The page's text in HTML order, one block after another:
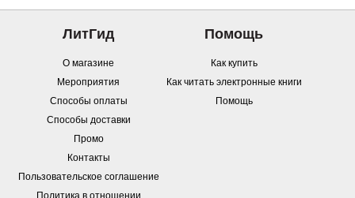
ЛитГид
О магазине
Мероприятия
Способы оплаты
Способы доставки
Промо
Контакты
Пользовательское соглашение
Политика в отношении
Помощь
Как купить
Как читать электронные книги
Помощь